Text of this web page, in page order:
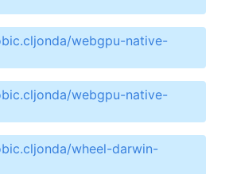
webgpu-native-
webgpu-native-
wheel-darwin-